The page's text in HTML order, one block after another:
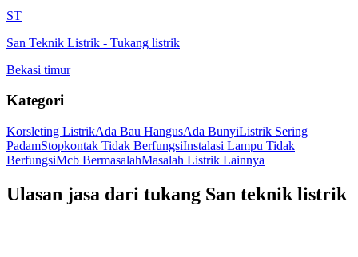
ST
San Teknik Listrik - Tukang listrik
Bekasi timur
Kategori
Korsleting ListrikAda Bau HangusAda BunyiListrik Sering
PadamStopkontak Tidak BerfungsiInstalasi Lampu Tidak
BerfungsiMcb BermasalahMasalah Listrik Lainnya
Ulasan jasa dari tukang San teknik listrik